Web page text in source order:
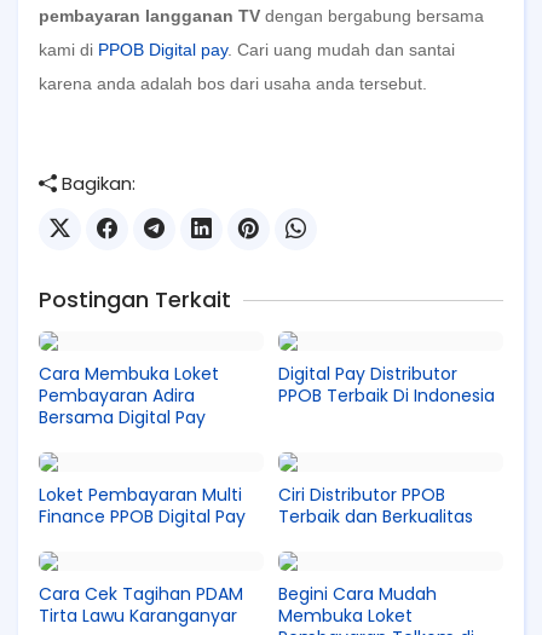
pembayaran langganan TV dengan bergabung bersama
kami di PPOB Digital pay. Cari uang mudah dan santai
karena anda adalah bos dari usaha anda tersebut.
Bagikan:
Postingan Terkait
Cara Membuka Loket
Pembayaran Adira
Bersama Digital Pay
Digital Pay Distributor
PPOB Terbaik Di Indonesia
Loket Pembayaran Multi
Finance PPOB Digital Pay
Ciri Distributor PPOB
Terbaik dan Berkualitas
Cara Cek Tagihan PDAM
Tirta Lawu Karanganyar
Begini Cara Mudah
Membuka Loket